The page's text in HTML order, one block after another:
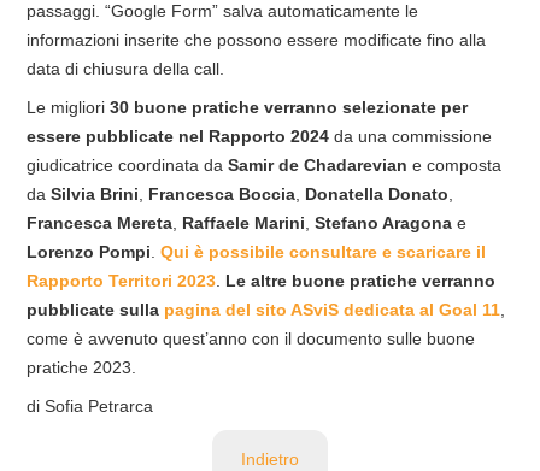
passaggi. “Google Form” salva automaticamente le
informazioni inserite che possono essere modificate fino alla
data di chiusura della call.
Le migliori 30 buone pratiche verranno selezionate per
essere pubblicate nel Rapporto 2024 da una commissione
giudicatrice coordinata da Samir de Chadarevian e composta
da Silvia Brini, Francesca Boccia, Donatella Donato,
Francesca Mereta, Raffaele Marini, Stefano Aragona e
Lorenzo Pompi. Qui è possibile consultare e scaricare il
Rapporto Territori 2023. Le altre buone pratiche verranno
pubblicate sulla pagina del sito ASviS dedicata al Goal 11,
come è avvenuto quest’anno con il documento sulle buone
pratiche 2023.
di Sofia Petrarca
Indietro